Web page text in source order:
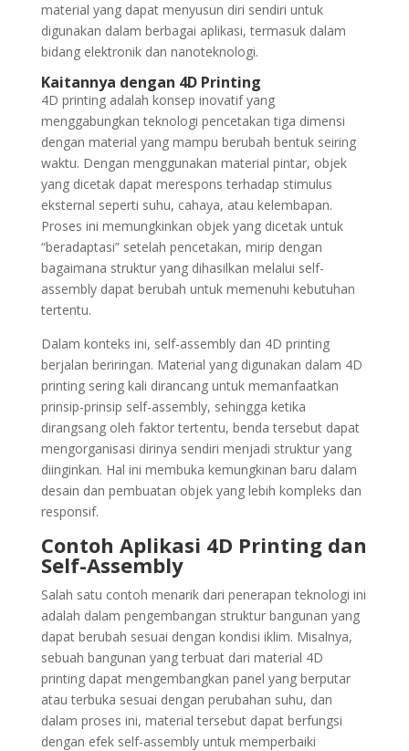
material yang dapat menyusun diri sendiri untuk
digunakan dalam berbagai aplikasi, termasuk dalam
bidang elektronik dan nanoteknologi.
Kaitannya dengan 4D Printing
4D printing adalah konsep inovatif yang
menggabungkan teknologi pencetakan tiga dimensi
dengan material yang mampu berubah bentuk seiring
waktu. Dengan menggunakan material pintar, objek
yang dicetak dapat merespons terhadap stimulus
eksternal seperti suhu, cahaya, atau kelembapan.
Proses ini memungkinkan objek yang dicetak untuk
“beradaptasi” setelah pencetakan, mirip dengan
bagaimana struktur yang dihasilkan melalui self-
assembly dapat berubah untuk memenuhi kebutuhan
tertentu.
Dalam konteks ini, self-assembly dan 4D printing
berjalan beriringan. Material yang digunakan dalam 4D
printing sering kali dirancang untuk memanfaatkan
prinsip-prinsip self-assembly, sehingga ketika
dirangsang oleh faktor tertentu, benda tersebut dapat
mengorganisasi dirinya sendiri menjadi struktur yang
diinginkan. Hal ini membuka kemungkinan baru dalam
desain dan pembuatan objek yang lebih kompleks dan
responsif.
Contoh Aplikasi 4D Printing dan
Self-Assembly
Salah satu contoh menarik dari penerapan teknologi ini
adalah dalam pengembangan struktur bangunan yang
dapat berubah sesuai dengan kondisi iklim. Misalnya,
sebuah bangunan yang terbuat dari material 4D
printing dapat mengembangkan panel yang berputar
atau terbuka sesuai dengan perubahan suhu, dan
dalam proses ini, material tersebut dapat berfungsi
dengan efek self-assembly untuk memperbaiki